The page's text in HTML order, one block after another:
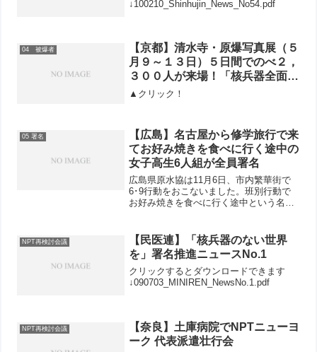
↓100210_Shinhujin_News_No54.pdf
04 被爆者
【京都】清水寺・原爆写真展（５
月９～１３日）５日間でのべ２，
３００人が来場！「核兵器全面禁
止のアピール」署名が753筆、募
▲クリック！
05 署名
【広島】名古屋から修学旅行で来
てお好み焼きを食べに行く途中の
女子高生6人組が全員署名
広島県原水協は11月6日、市内繁華街で
6･9行動をおこないました。班別行動で
お好み焼きを食べに行く途中という名古
うちの1人は「母も署名している」と言っ
て署名に応じ、募金...
NPT再検討会議
【民医連】「核兵器のない世界
を」署名推進ニュースNo.1
クリックするとダウンロードできます
↓090703_MINIREN_NewsNo.1.pdf
NPT再検討会議
【奈良】土庫病院でNPTニューヨ
ーク 代表派遣壮行会